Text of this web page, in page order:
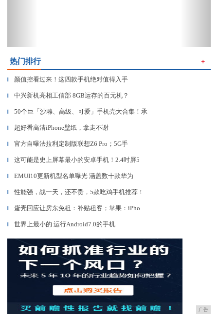
热门排行 ＋
▎ 颜值控看过来！这四款手机绝对值得入手
▎ 中兴新机亮相工信部 8GB运存的百元机？
▎ 50个巨「沙雕、高级、可爱」手机壳大合集！承
▎ 超好看高清iPhone壁纸，拿走不谢
▎ 官方自曝法拉利定制版联想Z6 Pro；5G手
▎ 这可能是史上屏幕最小的安卓手机！2.4吋屏5
▎ EMUI10更新机型名单曝光 涵盖数十款华为
▎ 性能强，战一天，还不贵，5款吃鸡手机推荐！
▎ 蛋壳回应让房东免租：补贴租客；苹果：iPho
▎ 世界上最小的 运行Android7.0的手机
广告